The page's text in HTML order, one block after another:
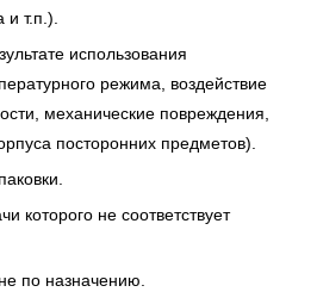
и т.п.).
использования
режима, воздействие
механические повреждения,
посторонних предметов).
которого не соответствует
по назначению.